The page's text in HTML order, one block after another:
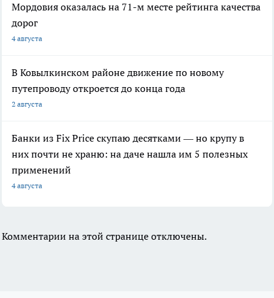
Мордовия оказалась на 71-м месте рейтинга качества
дорог
4 августа
В Ковылкинском районе движение по новому
путепроводу откроется до конца года
2 августа
Банки из Fix Price скупаю десятками — но крупу в
них почти не храню: на даче нашла им 5 полезных
применений
4 августа
Комментарии на этой странице отключены.